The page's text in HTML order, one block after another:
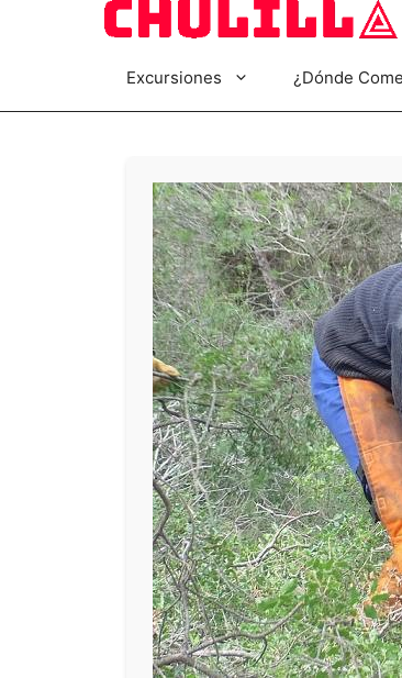
Excursiones ¿Dónde